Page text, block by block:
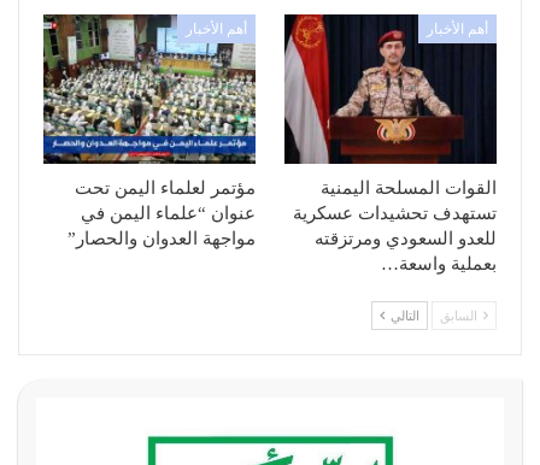
أهم الأخبار
القوات المسلحة اليمنية
تستهدف تحشيدات عسكرية
للعدو السعودي ومرتزقته
بعملية واسعة…
أهم الأخبار
مؤتمر لعلماء اليمن تحت
عنوان “علماء اليمن في
مواجهة العدوان والحصار”
السابق التالي